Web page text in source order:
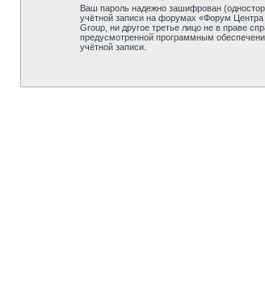
Ваш пароль надежно зашифрован
учётной записи на форумах «Форум
Group, ни другое третье лицо не в праве
предусмотренной программным
учётной записи.